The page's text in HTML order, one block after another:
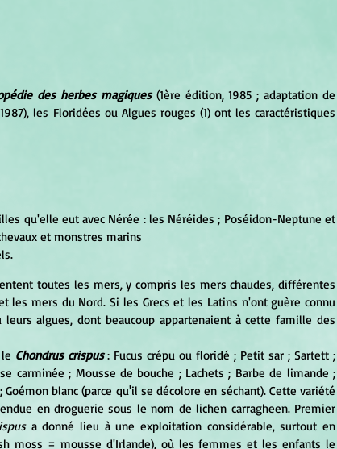
des herbes magiques (1ère édition, 1985 ; adaptation de
les Floridées ou Algues rouges (1) ont les caractéristiques
qu'elle eut avec Nérée : les Néréides ; Poséidon-Neptune et
et monstres marins
les mers du Nord. Si les Grecs et les Latins n'ont guère connu
algues, dont beaucoup appartenaient à cette famille des
Chondrus crispus : Fucus crépu ou floridé ; Petit sar ; Sartett ;
carminée ; Mousse de bouche ; Lachets ; Barbe de limande ;
blanc (parce qu'il se décolore en séchant). Cette variété
en droguerie sous le nom de lichen carragheen. Premier
a donné lieu à une exploitation considérable, surtout en
moss = mousse d'Irlande), où les femmes et les enfants le